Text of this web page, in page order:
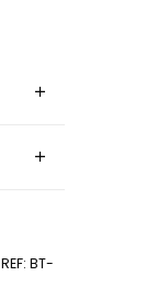
REF: BT-